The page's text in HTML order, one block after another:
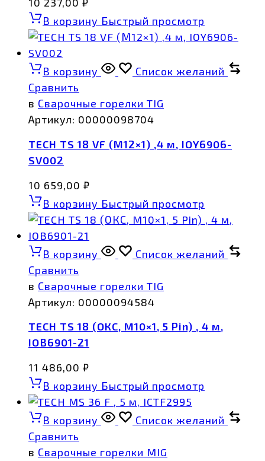
В корзину Быстрый просмотр
В корзину
Список желаний
Сравнить
в Сварочные горелки TIG
Артикул: 00000098704
TECH TS 18 VF (М12×1) ,4 м, IOY6906-
SV002
10 659,00 ₽
В корзину Быстрый просмотр
В корзину
Список желаний
Сравнить
в Сварочные горелки TIG
Артикул: 00000094584
TECH TS 18 (ОКС, M10×1, 5 Pin) , 4 м,
IOB6901-21
11 486,00 ₽
В корзину Быстрый просмотр
В корзину
Список желаний
Сравнить
в Сварочные горелки MIG